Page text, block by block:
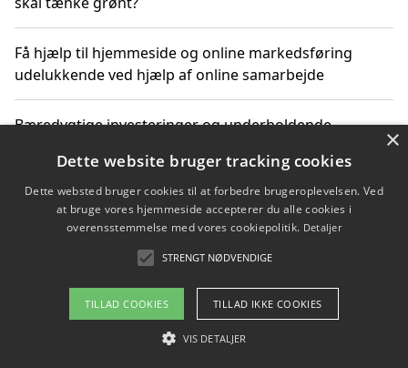
Få hjælp til hjemmeside og online markedsføring
udelukkende ved hjælp af online samarbejde
Bæredygtige investeringer og underholdende
Sådan kan online møder for virksomheder fremme
grønne investeringer
Copyright 2026 - Pilanto Aps
Om / kontakt
×
Dette website bruger tracking cookies
Dette websted bruger cookies til at forbedre brugeroplevelsen. Ved
at bruge vores hjemmeside accepterer du alle cookies i
overensstemmelse med vores cookiepolitik. Detaljer
STRENGT NØDVENDIGE
TILLAD COOKIES TILLAD IKKE COOKIES
VIS DETALJER